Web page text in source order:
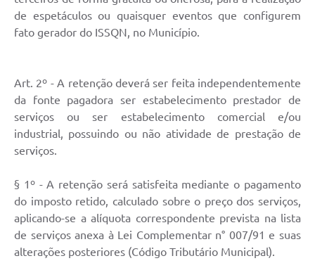
de espetáculos ou quaisquer eventos que configurem
fato gerador do ISSQN, no Município.
Art. 2º - A retenção deverá ser feita independentemente
da fonte pagadora ser estabelecimento prestador de
serviços ou ser estabelecimento comercial e/ou
industrial, possuindo ou não atividade de prestação de
serviços.
§ 1º - A retenção será satisfeita mediante o pagamento
do imposto retido, calculado sobre o preço dos serviços,
aplicando-se a alíquota correspondente prevista na lista
de serviços anexa à Lei Complementar n° 007/91 e suas
alterações posteriores (Código Tributário Municipal).